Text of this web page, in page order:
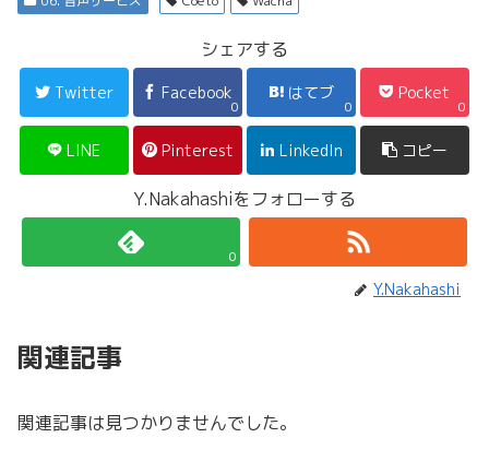
シェアする
Twitter Facebook
0
はてブ
0
Pocket
0
LINE Pinterest LinkedIn コピー
Y.Nakahashiをフォローする
0
Y.Nakahashi
関連記事
関連記事は見つかりませんでした。